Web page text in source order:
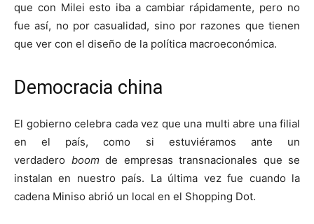
que con Milei esto iba a cambiar rápidamente, pero no
fue así, no por casualidad, sino por razones que tienen
que ver con el diseño de la política macroeconómica.
Democracia china
El gobierno celebra cada vez que una multi abre una filial
en el país, como si estuviéramos ante un
verdadero boomde empresas transnacionales que se
instalan en nuestro país. La última vez fue cuando la
cadena Miniso abrió un local en el Shopping Dot.